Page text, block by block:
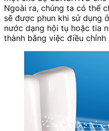
Ngoài ra, chúng ta có thể
sẽ được phun khi sử dụng
nước dạng hội tụ hoặc tia
thành bằng việc điều chỉnh